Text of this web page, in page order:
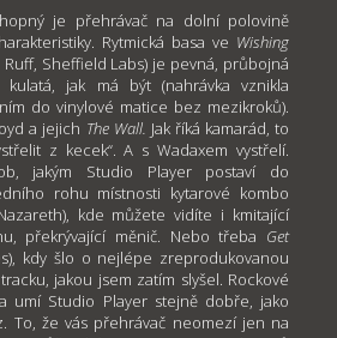
je přehrávač na dolní polovině
Rytmická basa ve Wishing
Ruff, Sheffield Labs) je pevná, průbojná
kulatá, jak má být (nahrávka vznikla
do vinylové matice bez mezikroků).
a jejich The Wall. Jak říká kamarád, to
z kecek“. A s Wadaxem vystřelí.
jakým Studio Player postaví do
rohu místnosti kytarové kombo
kde můžete vidíte i kmitající
překrývající měnič. Nebo třeba Get
kdy šlo o nejlépe zreprodukovanou
jakou jsem zatím slyšel. Rockové
umí Studio Player stejně dobře, jako
To, že vás přehrávač neomezí jen na